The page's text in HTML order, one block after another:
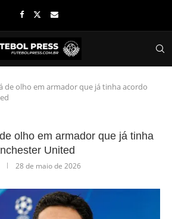
de olho em armador que já tinha acordo
olho em armador que já tinha
United
28 de maio de 2026